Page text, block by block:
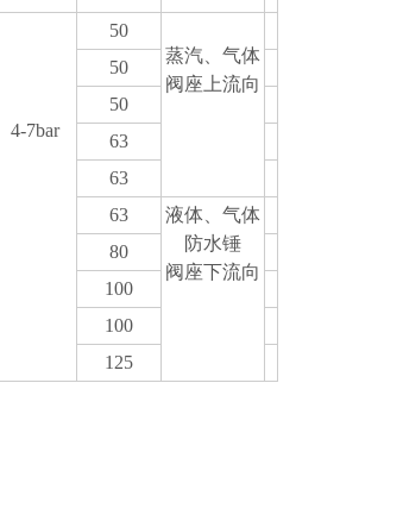
4-7bar
50
蒸汽、气体
阀座上流向
50
50
63
63
63
液体、气体
防水锤
阀座下流向
80
100
100
125